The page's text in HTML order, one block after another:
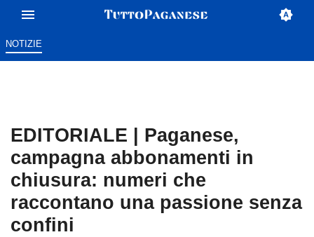
NOTIZIE
EDITORIALE | Paganese,
campagna abbonamenti in
chiusura: numeri che
raccontano una passione senza
confini